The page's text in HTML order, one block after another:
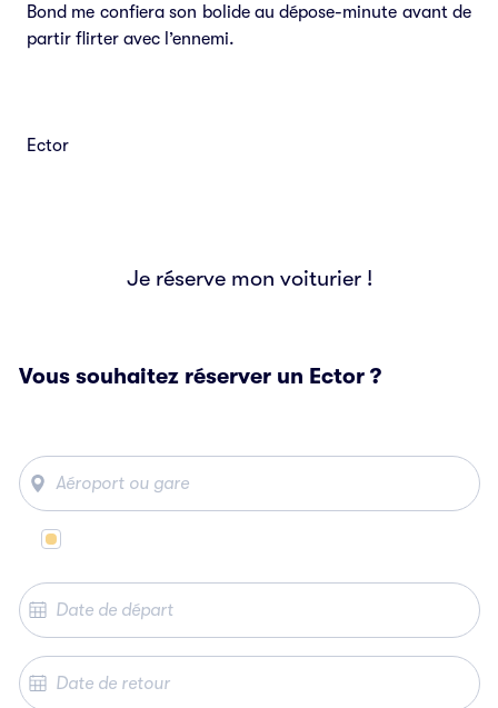
Bond me confiera son bolide au dépose-minute avant de
partir flirter avec l’ennemi.
Ector
Je réserve mon voiturier !
Vous souhaitez réserver un Ector ?